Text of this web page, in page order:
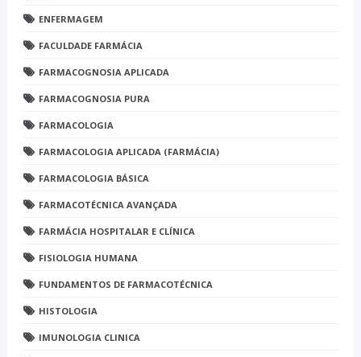
ENFERMAGEM
FACULDADE FARMÁCIA
FARMACOGNOSIA APLICADA
FARMACOGNOSIA PURA
FARMACOLOGIA
FARMACOLOGIA APLICADA (FARMÁCIA)
FARMACOLOGIA BÁSICA
FARMACOTÉCNICA AVANÇADA
FARMÁCIA HOSPITALAR E CLÍNICA
FISIOLOGIA HUMANA
FUNDAMENTOS DE FARMACOTÉCNICA
HISTOLOGIA
IMUNOLOGIA CLINICA